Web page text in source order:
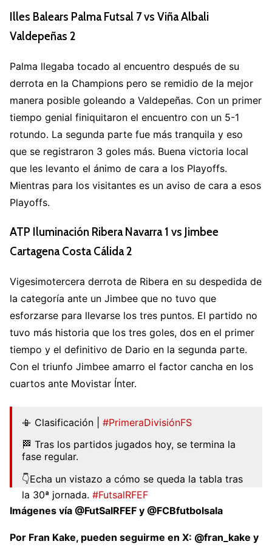
Illes Balears Palma Futsal 7 vs Viña Albali
Valdepeñas 2
Palma llegaba tocado al encuentro después de su
derrota en la Champions pero se remidio de la mejor
manera posible goleando a Valdepeñas. Con un primer
tiempo genial finiquitaron el encuentro con un 5-1
rotundo. La segunda parte fue más tranquila y eso
que se registraron 3 goles más. Buena victoria local
que les levanto el ánimo de cara a los Playoffs.
Mientras para los visitantes es un aviso de cara a esos
Playoffs.
ATP Iluminación Ribera Navarra 1 vs Jimbee
Cartagena Costa Cálida 2
Vigesimotercera derrota de Ribera en su despedida de
la categoría ante un Jimbee que no tuvo que
esforzarse para llevarse los tres puntos. El partido no
tuvo más historia que los tres goles, dos en el primer
tiempo y el definitivo de Dario en la segunda parte.
Con el triunfo Jimbee amarro el factor cancha en los
cuartos ante Movistar Ínter.
📳 Clasificación | #PrimeraDivisiónFS
🏁 Tras los partidos jugados hoy, se termina la
fase regular.
👇Echa un vistazo a cómo se queda la tabla tras
la 30ª jornada. #FutsalRFEF
pic.twitter.com/JFHHDpRmzN
Imágenes vía @FutSalRFEF y @FCBfutbolsala
Por Fran Kake, pueden seguirme en X: @fran_kake y